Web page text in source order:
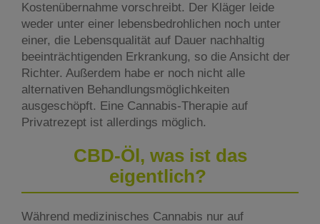
Kostenübernahme vorschreibt. Der Kläger leide
weder unter einer lebensbedrohlichen noch unter
einer, die Lebensqualität auf Dauer nachhaltig
beeinträchtigenden Erkrankung, so die Ansicht der
Richter. Außerdem habe er noch nicht alle
alternativen Behandlungsmöglichkeiten
ausgeschöpft. Eine Cannabis-Therapie auf
Privatrezept ist allerdings möglich.
CBD-Öl, was ist das
eigentlich?
Während medizinisches Cannabis nur auf